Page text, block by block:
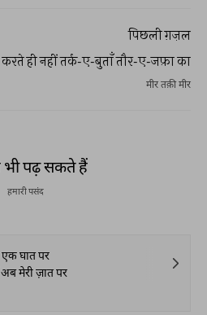
पिछली ग़ज़ल
करते ही नहीं तर्क-ए-बुताँ तौर-ए-जफ़ा का
मीर तक़ी मीर
पढ़ सकते हैं
हमारी पसंद
घात पर
मेरी ज़ात पर